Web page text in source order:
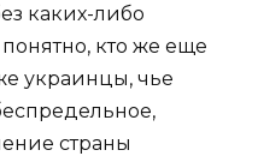
каких-либо
понятно, кто же еще
украинцы, чье
страны